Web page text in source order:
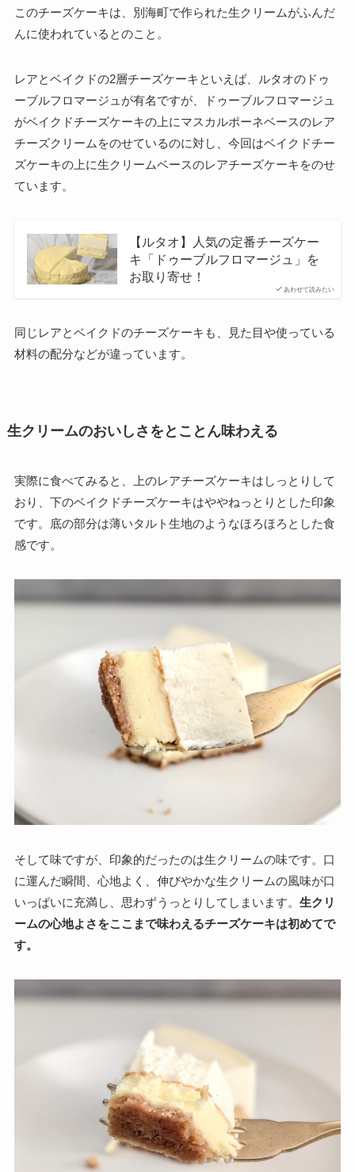
このチーズケーキは、別海町で作られた生クリームがふんだ
んに使われているとのこと。
レアとベイクドの2層チーズケーキといえば、ルタオのドゥ
ーブルフロマージュが有名ですが、ドゥーブルフロマージュ
がベイクドチーズケーキの上にマスカルポーネベースのレア
チーズクリームをのせているのに対し、今回はベイクドチー
ズケーキの上に生クリームベースのレアチーズケーキをのせ
ています。
あわせて読みたい
【ルタオ】人気の定番チーズケー
キ「ドゥーブルフロマージュ」を
お取り寄せ！
同じレアとベイクドのチーズケーキも、見た目や使っている
材料の配分などが違っています。
生クリームのおいしさをとことん味わえる
実際に食べてみると、上のレアチーズケーキはしっとりして
おり、下のベイクドチーズケーキはややねっとりとした印象
です。底の部分は薄いタルト生地のようなほろほろとした食
感です。
そして味ですが、印象的だったのは生クリームの味です。口
に運んだ瞬間、心地よく、伸びやかな生クリームの風味が口
いっぱいに充満し、思わずうっとりしてしまいます。 生クリ
ームの心地よさをここまで味わえるチーズケーキは初めてで
す。